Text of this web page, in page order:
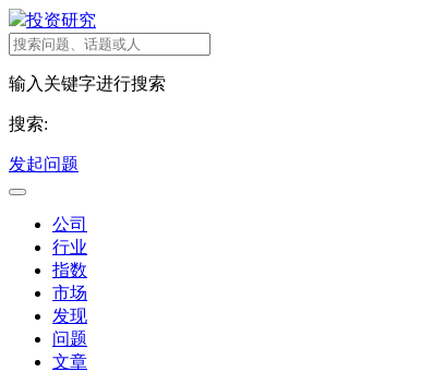
投资研究
输入关键字进行搜索
搜索:
发起问题
公司
行业
指数
市场
发现
问题
文章